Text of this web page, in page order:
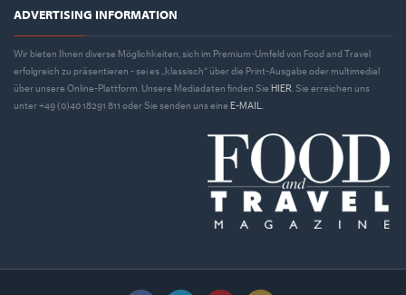
ADVERTISING INFORMATION
Wir bieten Ihnen diverse Möglichkeiten, sich im Premium-Umfeld von Food and Travel
erfolgreich zu präsentieren - sei es „klassisch“ über die Print-Ausgabe oder multimedial
über unsere Online-Plattform. Unsere Mediadaten finden Sie HIER . Sie erreichen uns
unter +49 (0)40 18291 811 oder Sie senden uns eine E-MAIL